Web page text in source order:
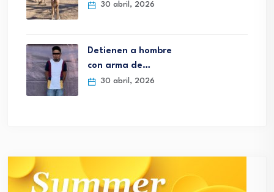
30 abril, 2026
Detienen a hombre
con arma de…
30 abril, 2026